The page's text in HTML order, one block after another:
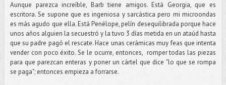
Aunque parezca increíble, Barb tiene amigos. Está Georgia, que es
escritora. Se supone que es ingeniosa y sarcástica pero mi microondas
es más agudo que ella. Está Penélope, pelín desequilibrada porque hace
unos años alguien la secuestró y la tuvo 3 días metida en un ataúd hasta
que su padre pagó el rescate. Hace unas cerámicas muy feas que intenta
vender con poco éxito. Se le ocurre, entonces, romper todas las piezas
para que parezcan enteras y poner un cártel que dice "lo que se rompa
se paga"; entonces empieza a forrarse.